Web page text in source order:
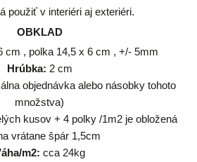
použiť v interiéri aj exteriéri.
OBKLAD
cm , polka 14,5 x 6 cm , +/- 5mm
Hrúbka: 2 cm
objednávka alebo násobky tohoto
množstva)
kusov + 4 polky /1m2 je obložená
vrátane špár 1,5cm
m2: cca 24kg